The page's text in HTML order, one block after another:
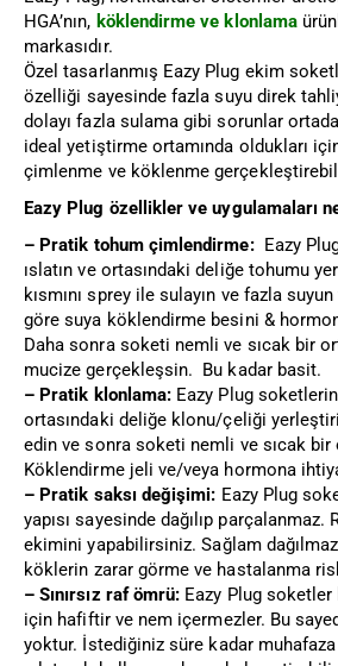
HGA’nın, köklendirme ve klonlama
markasıdır.
Özel tasarlanmış Eazy Plug ekim
özelliği sayesinde fazla suyu direk
dolayı fazla sulama gibi sorunlar
ideal yetiştirme ortamında oldukları
çimlenme ve köklenme
Eazy Plug özellikler ve uygulamaları
– Pratik tohum çimlendirme:Eazy
ıslatın ve ortasındaki deliğe tohumu
kısmını sprey ile sulayın ve fazla
göre suya köklendirme besini &
Daha sonra soketi nemli ve sıcak bir
mucize gerçekleşsin. Bu kadar basit.
– Pratik klonlama: Eazy Plug
ortasındaki deliğe klonu/çeliği
edin ve sonra soketi nemli ve sıcak bir
Köklendirme jeli ve/veya hormona
– Pratik saksı değişimi: Eazy Plug
yapısı sayesinde dağılıp parçalanmaz.
ekimini yapabilirsiniz. Sağlam dağılmaz
köklerin zarar görme ve hastalanma
– Sınırsız raf ömrü: Eazy Plug soketler
için hafiftir ve nem içermezler. Bu
yoktur. İstediğiniz süre kadar